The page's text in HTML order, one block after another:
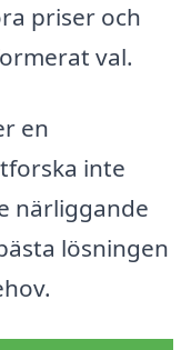
priser och
val.
en
inte
närliggande
lösningen